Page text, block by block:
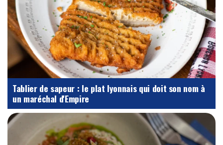
Tablier de sapeur : le plat lyonnais qui doit son nom à
un maréchal d'Empire